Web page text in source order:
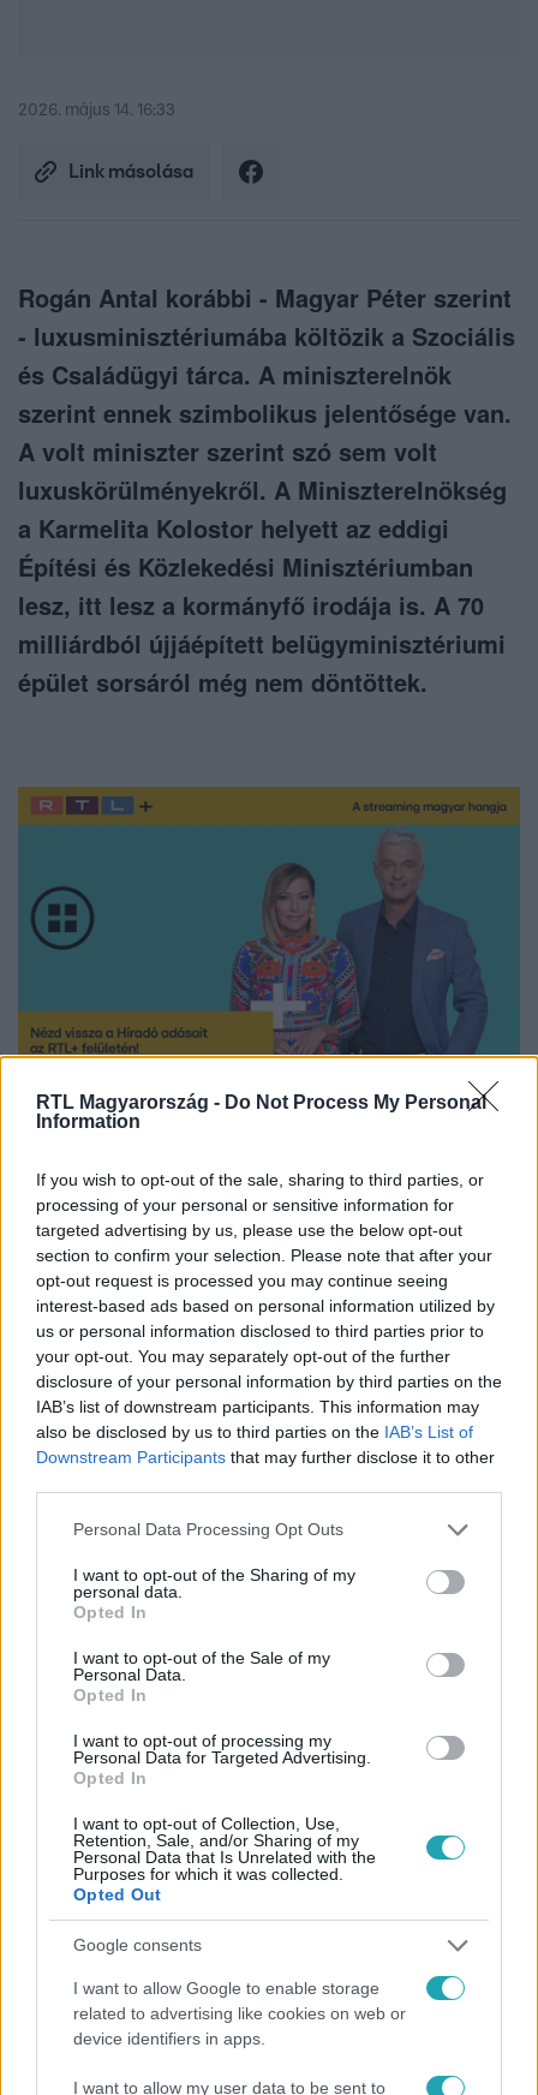
RTL Magyarország - Do Not Process My Personal
Information
If you wish to opt-out of the sale, sharing to third parties, or
processing of your personal or sensitive information for
targeted advertising by us, please use the below opt-out
section to confirm your selection. Please note that after your
opt-out request is processed you may continue seeing
interest-based ads based on personal information utilized by
us or personal information disclosed to third parties prior to
your opt-out. You may separately opt-out of the further
disclosure of your personal information by third parties on the
IAB’s list of downstream participants. This information may
also be disclosed by us to third parties on the IAB’s List of
Downstream Participants that may further disclose it to other
Please note that this website/app uses one or more Google
not limited to your visit or usage behaviour. You may click to
grant or deny consent to Google and its third-party tags to
use your data for below specified purposes in below Google
consent section.
Personal Data Processing Opt Outs
I want to opt-out of the Sharing of my
personal data.
Opted In
I want to opt-out of the Sale of my
Personal Data.
Opted In
I want to opt-out of processing my
Personal Data for Targeted Advertising.
Opted In
I want to opt-out of Collection, Use,
Retention, Sale, and/or Sharing of my
Personal Data that Is Unrelated with the
Purposes for which it was collected.
Opted Out
Google consents
I want to allow Google to enable storage
related to advertising like cookies on web or
device identifiers in apps.
I want to allow my user data to be sent to
2026. május 14. 16:33
Link másolása
Rogán Antal korábbi - Magyar Péter szerint
- luxusminisztériumába költözik a Szociális
és Családügyi tárca. A miniszterelnök
szerint ennek szimbolikus jelentősége van.
A volt miniszter szerint szó sem volt
luxuskörülményekről. A Miniszterelnökség
a Karmelita Kolostor helyett az eddigi
Építési és Közlekedési Minisztériumban
lesz, itt lesz a kormányfő irodája is. A 70
milliárdból újjáépített belügyminisztériumi
épület sorsáról még nem döntöttek.
Nézd vissza a Híradó adásait az RTL+ felületén!
Itt állítsd be, hogy az RTL.hu az elsők között
legyen a Google-találatokban!
Kövess minket, és értesülj a friss hírekről a
Facebookon is!
KÖLTÖZÉS #KORMÁNYZATI ÉPÜLET
MINISZTERELNÖKSÉG